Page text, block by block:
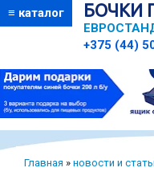
≡ каталог БОЧКИ
+375 (44)
Главная » новости и